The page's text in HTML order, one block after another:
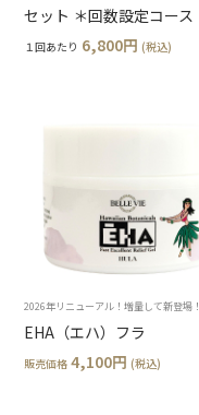
セット ＊回数設定コース
１回あたり 6,800円 (税込)
2026年リニューアル！増量して新登場！
EHA（エハ）フラ
販売価格 4,100円 (税込)